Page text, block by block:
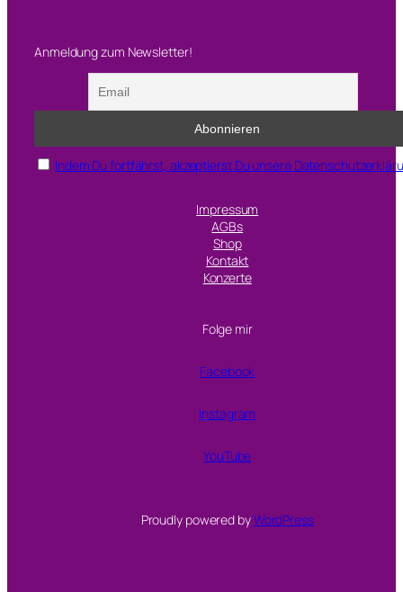
Anmeldung zum Newsletter!
Indem Du fortfährst, akzeptierst Du unsere
Impressum
AGBs
Shop
Kontakt
Konzerte
Folge mir
Facebook
Instagram
YouTube
Proudly powered byWordPress